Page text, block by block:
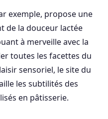
exemple, propose une
de la douceur lactée
à merveille avec la
toutes les facettes du
sensoriel, le site du
les subtilités des
en pâtisserie.